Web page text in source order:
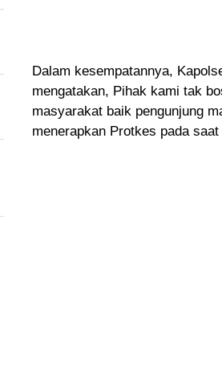
Dalam kesempatannya,
mengatakan, Pihak kami tak
masyarakat baik pengunjung
menerapkan Protkes pada